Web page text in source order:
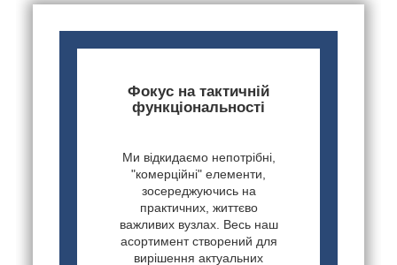
Фокус на тактичній
функціональності
Ми відкидаємо непотрібні,
"комерційні" елементи,
зосереджуючись на
практичних, життєво
важливих вузлах. Весь наш
асортимент створений для
вирішення актуальних